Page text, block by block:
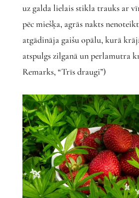
uz galda lielais stikla trauks ar
pēc miešķa, agrās nakts
atgādināja gaišu opālu, kurā
atspulgs zilganā un perlamutra
Remarks, “Trīs draugi”)